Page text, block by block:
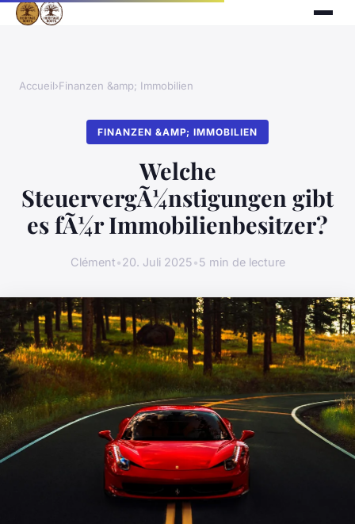
Accueil›Finanzen &amp; Immobilien
FINANZEN &AMP; IMMOBILIEN
Welche
SteuervergÃ¼nstigungen gibt
es fÃ¼r Immobilienbesitzer?
Clément•20. Juli 2025•5 min de lecture